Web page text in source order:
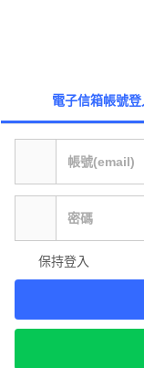
電子信箱帳號登
保持登入